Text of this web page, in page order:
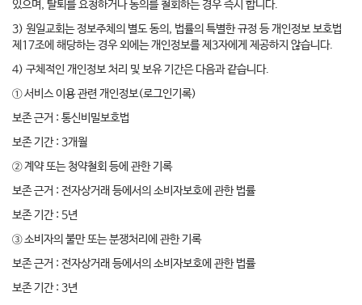
있으며, 탈퇴를 요청하거나 동의를 철회하는 경우 즉시 합니다.
3) 원일교회는 정보주체의 별도 동의, 법률의 특별한 규정 등 개인정보 보호법
제17조에 해당하는 경우 외에는 개인정보를 제3자에게 제공하지 않습니다.
4) 구체적인 개인정보 처리 및 보유 기간은 다음과 같습니다.
① 서비스 이용 관련 개인정보(로그인기록)
보존 근거 : 통신비밀보호법
보존 기간 : 3개월
② 계약 또는 청약철회 등에 관한 기록
보존 근거 : 전자상거래 등에서의 소비자보호에 관한 법률
보존 기간 : 5년
③ 소비자의 불만 또는 분쟁처리에 관한 기록
보존 근거 : 전자상거래 등에서의 소비자보호에 관한 법률
보존 기간 : 3년